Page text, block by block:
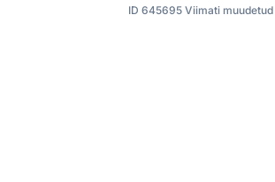
ID 645695 Viimati muudetud